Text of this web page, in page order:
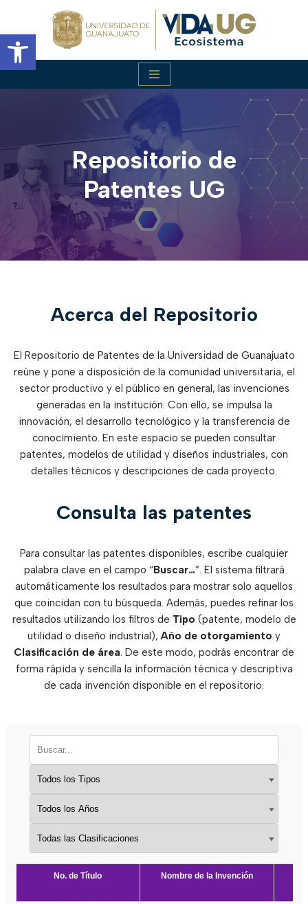
Abrir barra de herramientas
Saltar
al
contenido
Repositorio de
Patentes UG
Acerca del Repositorio
El Repositorio de Patentes de la Universidad de Guanajuato
reúne y pone a disposición de la comunidad universitaria, el
sector productivo y el público en general, las invenciones
generadas en la institución. Con ello, se impulsa la
innovación, el desarrollo tecnológico y la transferencia de
conocimiento. En este espacio se pueden consultar
patentes, modelos de utilidad y diseños industriales, con
detalles técnicos y descripciones de cada proyecto.
Consulta las patentes
Para consultar las patentes disponibles, escribe cualquier
palabra clave en el campo “Buscar…”. El sistema filtrará
automáticamente los resultados para mostrar solo aquellos
que coincidan con tu búsqueda. Además, puedes refinar los
resultados utilizando los filtros de Tipo (patente, modelo de
utilidad o diseño industrial), Año de otorgamiento y
Clasificación de área . De este modo, podrás encontrar de
forma rápida y sencilla la información técnica y descriptiva
de cada invención disponible en el repositorio.
No. de Título Nombre de la Invención